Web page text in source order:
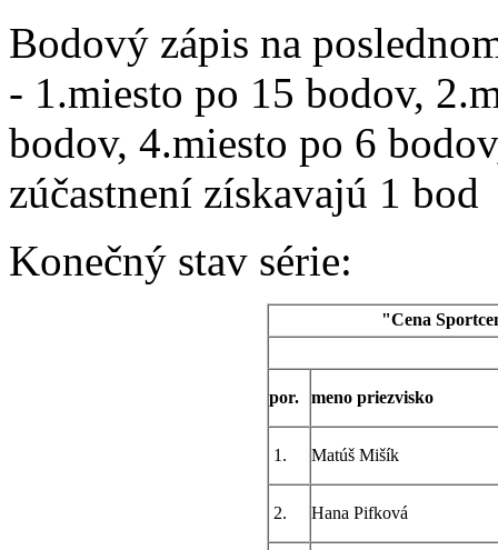
Bodový zápis na
- 1.miesto po 15 bodov,
bodov, 4.miesto po 6
zúčastnení získavajú 1 bod
Konečný stav série:
"Cena
por. meno priezvisko
1. Matúš Mišík
2. Hana Pifková